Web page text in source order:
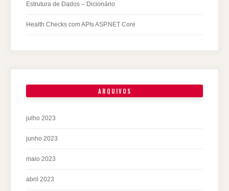
Estrutura de Dados – Dicionário
Health Checks com APIs ASP.NET Core
ARQUIVOS
julho 2023
junho 2023
maio 2023
abril 2023